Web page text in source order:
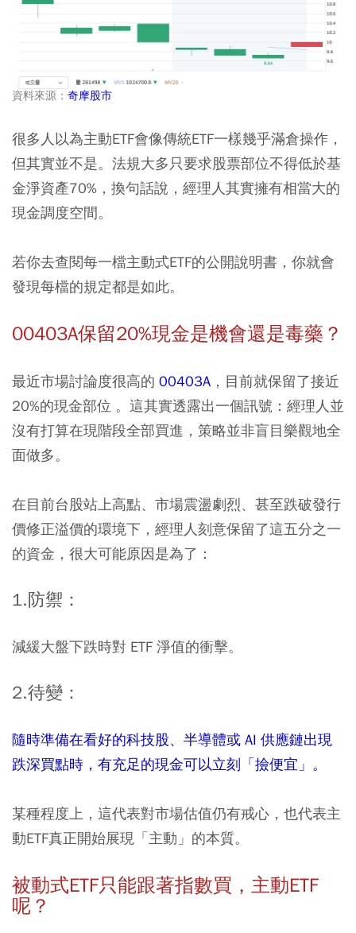
資料來源： 奇摩股市
很多人以為主動ETF會像傳統ETF一樣幾乎滿倉操作，
但其實並不是。法規大多只要求股票部位不得低於基
金淨資產70%，換句話說，經理人其實擁有相當大的
現金調度空間。
若你去查閱每一檔主動式ETF的公開說明書，你就會
發現每檔的規定都是如此。
00403A保留20%現金是機會還是毒藥？
最近市場討論度很高的 00403A ，目前就保留了接近
20%的現金部位 。這其實透露出一個訊號：經理人並
沒有打算在現階段全部買進，策略並非盲目樂觀地全
面做多。
在目前台股站上高點、市場震盪劇烈、甚至跌破發行
價修正溢價的環境下，經理人刻意保留了這五分之一
的資金，很大可能原因是為了：
1.防禦：
減緩大盤下跌時對 ETF 淨值的衝擊。
2.待變：
隨時準備在看好的科技股、半導體或 AI 供應鏈出現
跌深買點時，有充足的現金可以立刻「撿便宜」。
某種程度上，這代表對市場估值仍有戒心，也代表主
動ETF真正開始展現「主動」的本質。
被動式ETF只能跟著指數買，主動ETF
呢？